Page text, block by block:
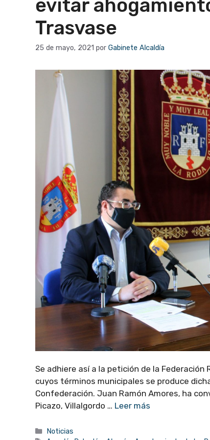
evitar
Trasvase
25 de mayo, 2021 por Gabinete Alcaldía
Se adhiere así a la petición de la
cuyos términos municipales se produce
Confederación. Juan Ramón Amores, ha
Picazo, Villalgordo … Leer más
Categorías
Noticias